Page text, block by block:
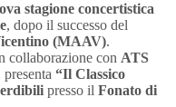
stagione concertistica
, dopo il successo del
(MAAV).
collaborazione con ATS
presenta “Il Classico
presso il Fonato di